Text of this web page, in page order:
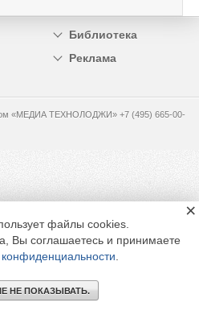
Библиотека
Реклама
«МЕДИА ТЕХНОЛОДЖИ» +7 (495) 665-00-
файлы cookies.
Вы соглашаетесь и принимаете
конфиденциальности
НЕ ПОКАЗЫВАТЬ.
×